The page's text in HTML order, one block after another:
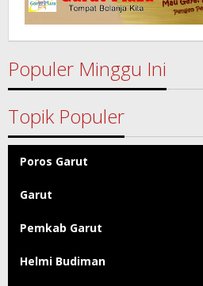
Populer Minggu Ini
Topik Populer
Poros Garut
Garut
Pemkab Garut
Helmi Budiman